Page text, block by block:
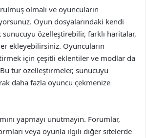
olmalı ve oyuncuların
Oyun dosyalarındaki kendi
sunucuyu özelleştirebilir, farklı haritalar,
ekleyebilirsiniz. Oyuncuların
için çeşitli eklentiler ve modlar da
tür özelleştirmeler, sunucuyu
daha fazla oyuncu çekmenize
yapmayı unutmayın. Forumlar,
veya oyunla ilgili diğer sitelerde